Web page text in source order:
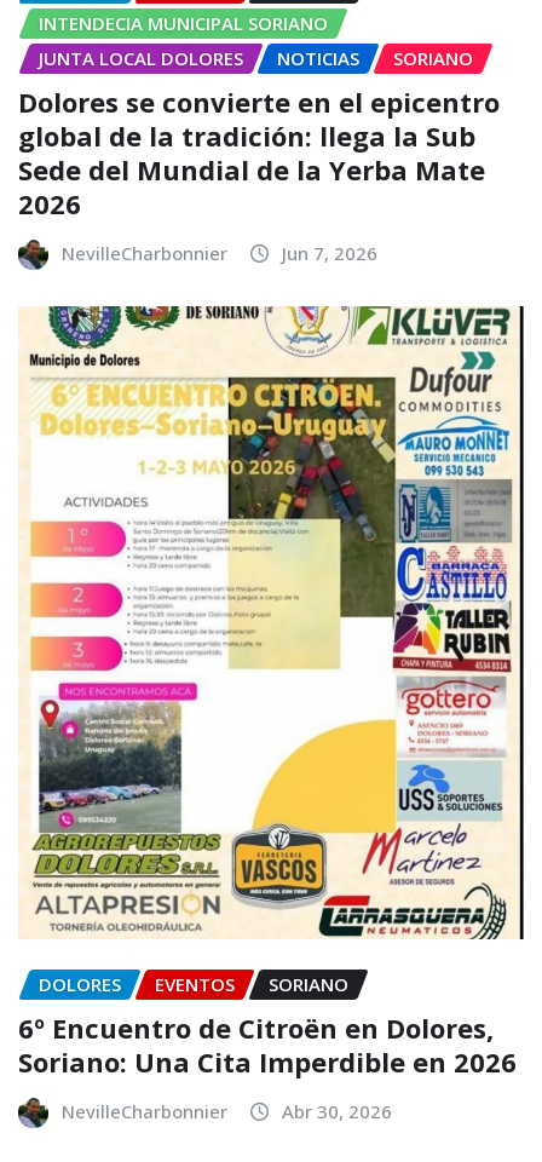
INTENDECIA MUNICIPAL SORIANO
JUNTA LOCAL DOLORES
NOTICIAS SORIANO
Dolores se convierte en el epicentro
global de la tradición: llega la Sub
Sede del Mundial de la Yerba Mate
2026
NevilleCharbonnier Jun 7, 2026
DOLORES EVENTOS SORIANO
6º Encuentro de Citroën en Dolores,
Soriano: Una Cita Imperdible en 2026
NevilleCharbonnier Abr 30, 2026